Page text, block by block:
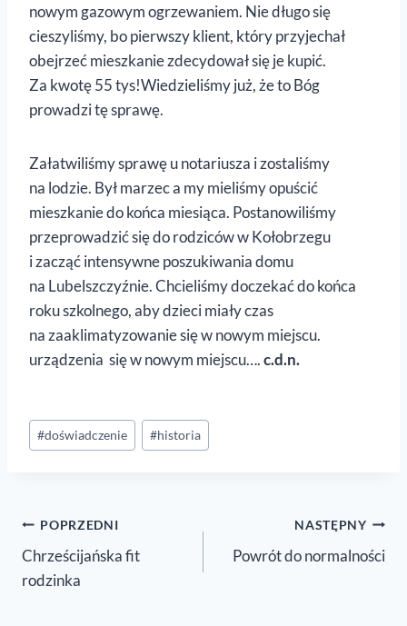
nowym gazowym ogrzewaniem. Nie długo się
cieszyliśmy, bo pierwszy klient, który przyjechał
obejrzeć mieszkanie zdecydował się je kupić.
Za kwotę 55 tys!Wiedzieliśmy już, że to Bóg
prowadzi tę sprawę.
Załatwiliśmy sprawę u notariusza i zostaliśmy
na lodzie. Był marzec a my mieliśmy opuścić
mieszkanie do końca miesiąca. Postanowiliśmy
przeprowadzić się do rodziców w Kołobrzegu
i zacząć intensywne poszukiwania domu
na Lubelszczyźnie. Chcieliśmy doczekać do końca
roku szkolnego, aby dzieci miały czas
na zaaklimatyzowanie się w nowym miejscu.
urządzenia się w nowym miejscu….c.d.n.
Tagi
wpisu:
#doświadczenie #historia
Nawigacja
wpisu
POPRZEDNI
Chrześcijańska fit
rodzinka
NASTĘPNY
Powrót do normalności